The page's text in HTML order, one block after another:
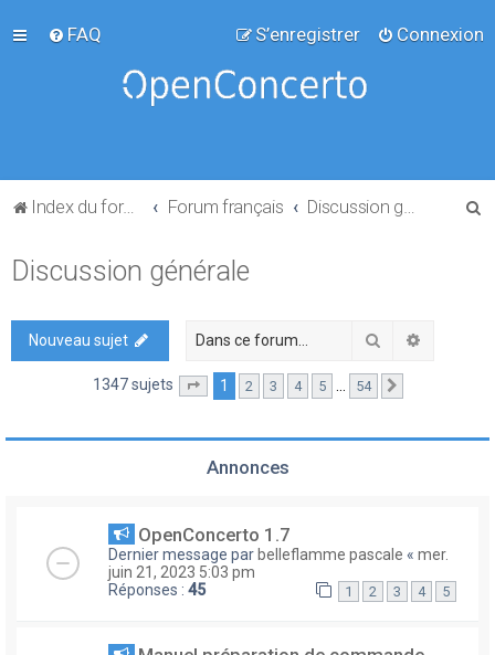
FAQ Connexion
S’enregistrer
Index du forum Forum français
Discussion générale
Nouveau sujet Rechercher
1347 sujets Page sur54
1 2 3 4 5 … 54
Annonces
OpenConcerto 1.7
Dernier message par belleflamme pascale « mer.
juin 21, 2023 5:03 pm
Réponses : 45 1 2 3 4 5